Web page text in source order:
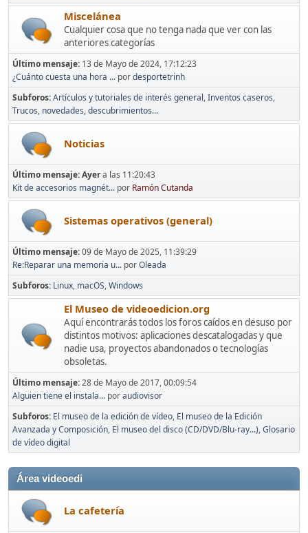
Miscelánea
Cualquier cosa que no tenga nada que ver con las
anteriores categorías
Último mensaje: 13 de Mayo de 2024, 17:12:23
¿Cuánto cuesta una hora ... pordesportetrinh
Subforos Artículos y tutoriales de interés general Inventos caseros
Trucos, novedades, descubrimientos...
Noticias
Último mensaje:Ayera las 11:20:43
Kit de accesorios magnét... por Ramón Cutanda
Sistemas operativos (general)
Último mensaje:09 de Mayo de 2025, 11:39:29
Re:Reparar una memoria u... porOleada
Subforos Linux macOS Windows
El Museo de videoedicion.org
Aquí encontrarás todos los foros caídos en desuso por
distintos motivos: aplicaciones descatalogadas y que
nadie usa, proyectos abandonados o tecnologías
obsoletas.
Último mensaje:28 de Mayo de 2017, 00:09:54
Alguien tiene el instala... poraudiovisor
Subforos El museo de la edición de vídeo El museo de la Edición
Avanzada y Composición El museo del disco (CD/DVD/Blu-ray...) Glosario
de vídeo digital
Área videoedi
La cafetería